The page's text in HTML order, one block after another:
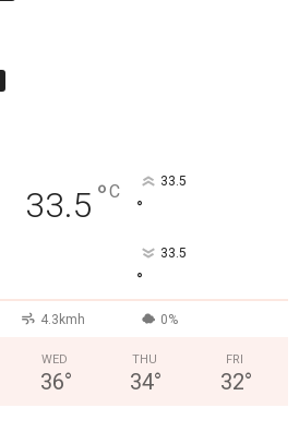
33.5 °C 33.5
°
33.5
°
4.3kmh 0%
WED
36°
THU
34°
FRI
32°